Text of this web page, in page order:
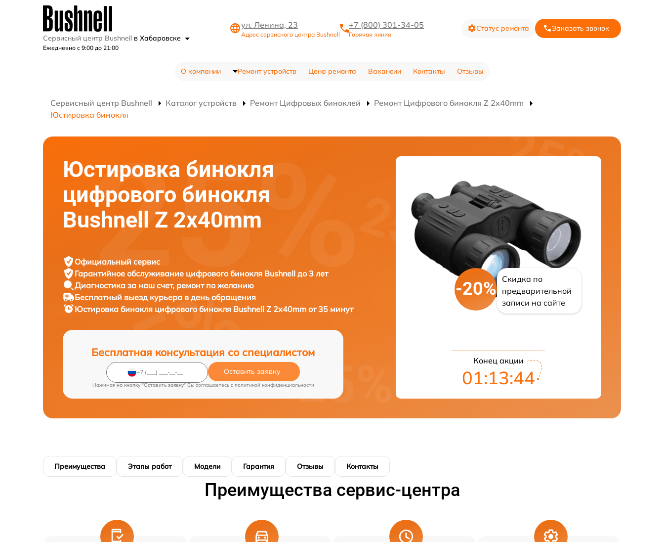
Сервисный центр Bushnell в Хабаровске
Ежедневно с 9:00 до 21:00
ул. Ленина, 23
Адрес сервисного центра Bushnell
+7 (800) 301-34-05
Горячая линия
Статус ремонта Заказать звонок
О компании Ремонт устройств Цена ремонта Вакансии Контакты Отзывы
Сервисный центр Bushnell Каталог устройств Ремонт Цифровых биноклей
Ремонт Цифрового бинокля Z 2x40mm
Юстировка бинокля
Юстировка бинокля
цифрового бинокля
Bushnell Z 2x40mm
Официальный сервис
Гарантийное обслуживание цифрового бинокля Bushnell до 3 лет
Диагностика за наш счет, ремонт по желанию
Бесплатный выезд курьера в день обращения
Юстировка бинокля цифрового бинокля Bushnell Z 2x40mm от 35 минут
Бесплатная консультация со специалистом
Оставить заявку
Нажимая на кнопку "Оставить заявку" Вы соглашаетесь c политикой конфиденциальности
-20%
Скидка по
предварительной
записи на сайте
Конец акции
01:13:43
Преимущества Этапы работ Модели Гарантия Отзывы Контакты
Преимущества сервис-центра